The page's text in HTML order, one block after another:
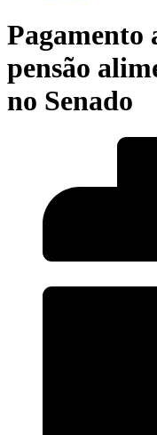
Pagamento
pensão
no Senado